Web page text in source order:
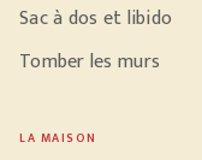
Sac à dos et libido
Tomber les murs
LA MAISON